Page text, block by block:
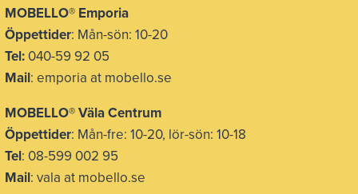
MOBELLO® Emporia
Öppettider: Mån-sön: 10-20
Tel: 040-59 92 05
Mail: emporia at mobello.se
MOBELLO® Väla Centrum
Öppettider: Mån-fre: 10-20, lör-sön: 10-18
Tel: 08-599 002 95
Mail: vala at mobello.se